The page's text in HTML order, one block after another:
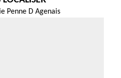
Penne D Agenais